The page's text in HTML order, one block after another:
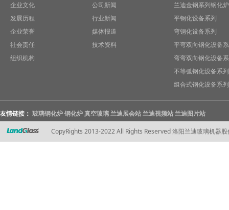
企业文化
发展历程
企业荣誉
社会责任
组织机构
公司新闻
行业新闻
媒体报道
技术资料
兰迪金钢系列钢化炉
平钢化设备系列
弯钢化设备系列
平弯双向钢化设备
弯弯双向钢化设备
不等弧钢化设备系列
组合式钢化设备系列
友情链接： 玻璃钢化炉钢化炉真空玻璃兰迪展会站兰迪视频站兰迪图片站
CopyRights 2013-2022 All Rights Reserved 洛阳兰迪玻璃机器